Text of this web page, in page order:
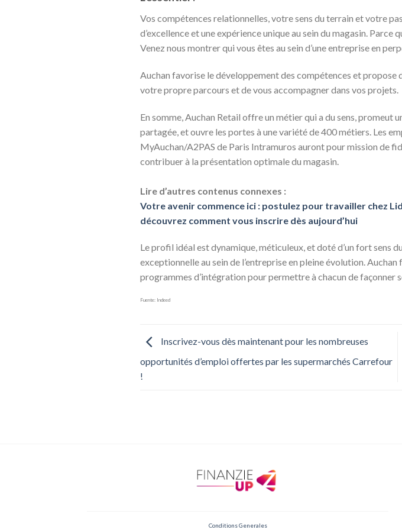
Vos compétences relationnelles, votre sens du terrain et votre
d’excellence et une expérience unique au sein du magasin.
Venez nous montrer qui vous êtes au sein d’une entreprise en
Auchan favorise le développement des compétences et
votre propre parcours et de vous accompagner dans vos projets.
En somme, Auchan Retail offre un métier qui a du sens,
partagée, et ouvre les portes à une variété de 400 métiers. Les
MyAuchan/A2PAS de Paris Intramuros auront pour mission de
contribuer à la présentation optimale du magasin.
Lire d’autres contenus connexes :
Votre avenir commence ici : postulez pour travailler chez
découvrez comment vous inscrire dès aujourd’hui
Le profil idéal est dynamique, méticuleux, et doté d’un fort sens
exceptionnelle au sein de l’entreprise en pleine évolution.
programmes d’intégration pour permettre à chacun de façonner
Fuente: Indeed
Inscrivez-vous dès maintenant pour les nombreuses
opportunités d’emploi offertes par les supermarchés Carrefour
!
Conditions Generales